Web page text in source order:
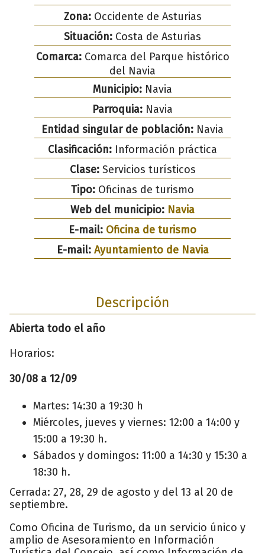
Zona:Occidente de Asturias
Situación: Costa de Asturias
Comarca:Comarca del Parque histórico
del Navia
Municipio: Navia
Parroquia: Navia
Entidad singular de población: Navia
Clasificación: Información práctica
Clase:Servicios turísticos
Tipo: Oficinas de turismo
Web del municipio: Navia
E-mail: Oficina de turismo
E-mail: Ayuntamiento de Navia
Descripción
Abierta todo el año
Horarios:
30/08 a 12/09
Martes: 14:30 a 19:30 h
Miércoles, jueves y viernes: 12:00 a 14:00 y
15:00 a 19:30 h.
Sábados y domingos: 11:00 a 14:30 y 15:30 a
18:30 h.
Cerrada: 27, 28, 29 de agosto y del 13 al 20 de
septiembre.
Como Oficina de Turismo, da un servicio único y
amplio de Asesoramiento en Información